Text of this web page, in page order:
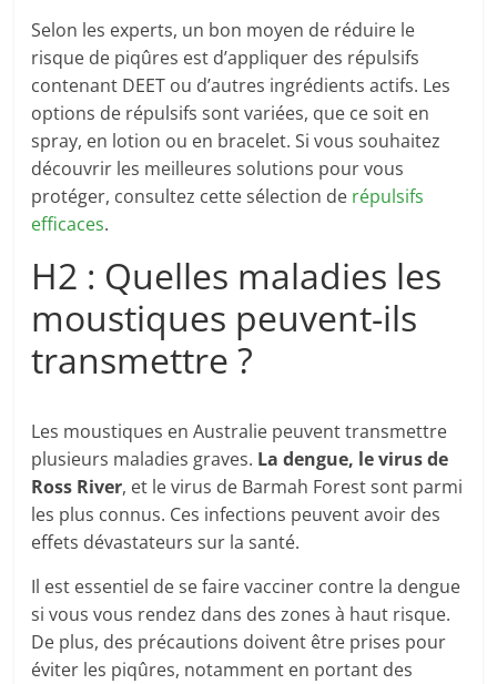
Selon les experts, un bon moyen de réduire le
risque de piqûres est d’appliquer des répulsifs
contenant DEET ou d’autres ingrédients actifs. Les
options de répulsifs sont variées, que ce soit en
spray, en lotion ou en bracelet. Si vous souhaitez
découvrir les meilleures solutions pour vous
protéger, consultez cette sélection de répulsifs
efficaces.
H2 : Quelles maladies les
moustiques peuvent-ils
transmettre ?
Les moustiques en Australie peuvent transmettre
plusieurs maladies graves. La dengue, le virus de
Ross River, et le virus de Barmah Forest sont parmi
les plus connus. Ces infections peuvent avoir des
effets dévastateurs sur la santé.
Il est essentiel de se faire vacciner contre la dengue
si vous vous rendez dans des zones à haut risque.
De plus, des précautions doivent être prises pour
éviter les piqûres, notamment en portant des